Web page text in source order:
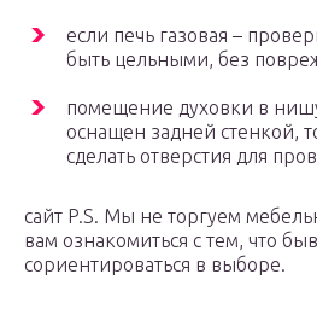
если печь газовая –
быть цельными, без
помещение духовки в
оснащен задней стенкой,
сделать отверстия для
сайт P.S. Мы не торгуем
вам ознакомиться с тем, что
сориентироваться в выборе.